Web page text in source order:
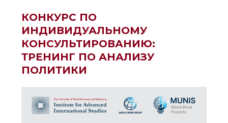
КОНКУРС ПО
ИНДИВИДУАЛЬНОМУ
КОНСУЛЬТИРОВАНИЮ:
ТРЕНИНГ ПО АНАЛИЗУ
ПОЛИТИКИ